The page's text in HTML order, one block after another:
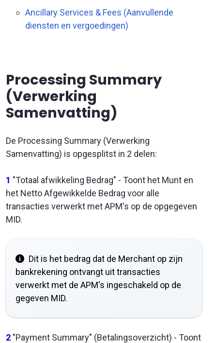
Ancillary Services & Fees (Aanvullende
diensten en vergoedingen)
Processing Summary
(Verwerking
Samenvatting)
De Processing Summary (Verwerking
Samenvatting) is opgesplitst in 2 delen:
1 "Totaal afwikkeling Bedrag" - Toont het Munt en
het Netto Afgewikkelde Bedrag voor alle
transacties verwerkt met APM's op de opgegeven
MID.
Dit is het bedrag dat de Merchant op zijn
bankrekening ontvangt uit transacties
verwerkt met de APM's ingeschakeld op de
gegeven MID.
2 "Payment Summary" (Betalingsoverzicht) - Toont